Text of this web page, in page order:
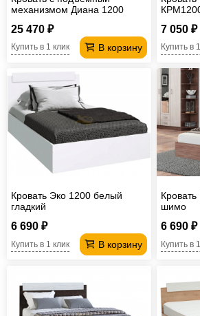
механизмом Диана 1200
25 470 ₽
В корзину
Купить в 1 клик
7 050 ₽
Купить в
Кровать Эко 1200 белый
гладкий
6 690 ₽
В корзину
Купить в 1 клик
шимо
6 690 ₽
Купить в